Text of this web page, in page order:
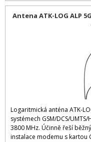
Antena ATK-LOG ALP
Logaritmická anténa ATK-
systémech GSM/DCS/
3800 MHz. Účinně řeší
instalace modemu s kartou